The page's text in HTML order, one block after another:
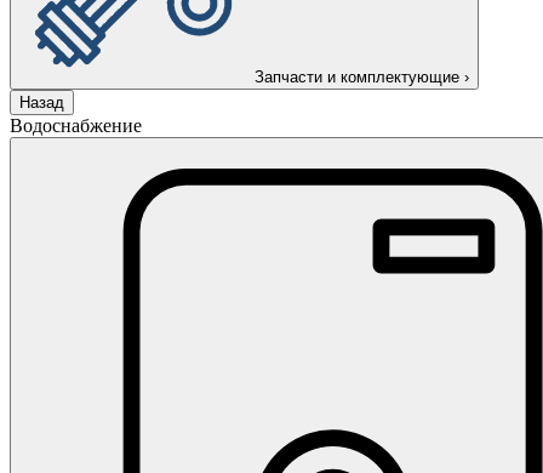
Запчасти и комплектующие ›
Назад
Водоснабжение